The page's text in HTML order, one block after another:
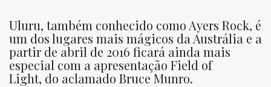
Uluru, também conhecido como Ayers Rock, é
um dos lugares mais mágicos da Austrália e a
partir de abril de 2016 ficará ainda mais
especial com a apresentação Field of
Light, do aclamado Bruce Munro.